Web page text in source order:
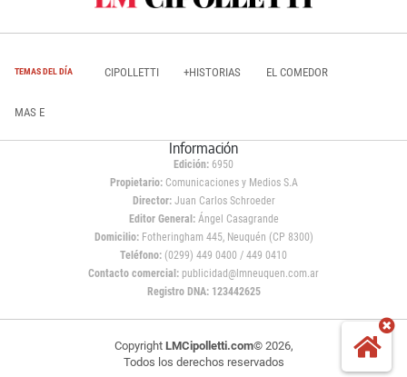
TEMAS DEL DÍA CIPOLLETTI +HISTORIAS EL COMEDOR
MAS E
Información
Edición: 6950
Propietario:Comunicaciones y Medios S.A
Director: Juan Carlos Schroeder
Editor General:Ángel Casagrande
Domicilio:Fotheringham 445, Neuquén (CP 8300)
Teléfono: (0299) 449 0400 / 449 0410
Contacto comercial: publicidad@lmneuquen.com.ar
Registro DNA: 123442625
Copyright LMCipolletti.com© 2026,
Todos los derechos reservados